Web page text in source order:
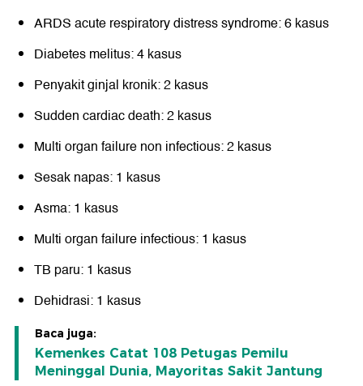
ARDS acute respiratory distress syndrome: 6 kasus
Diabetes melitus: 4 kasus
Penyakit ginjal kronik: 2 kasus
Sudden cardiac death: 2 kasus
Multi organ failure non infectious: 2 kasus
Sesak napas: 1 kasus
Asma: 1 kasus
Multi organ failure infectious: 1 kasus
TB paru: 1 kasus
Dehidrasi: 1 kasus
Baca juga:
Kemenkes Catat 108 Petugas Pemilu
Meninggal Dunia, Mayoritas Sakit Jantung